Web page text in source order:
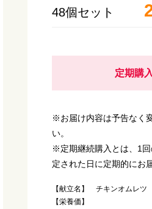
48個セット
定期購
※お届け内容は予告なく
い。
※定期継続購入とは、1
定された日に定期的にお
【献立名】 チキンオムレツ
【栄養価】